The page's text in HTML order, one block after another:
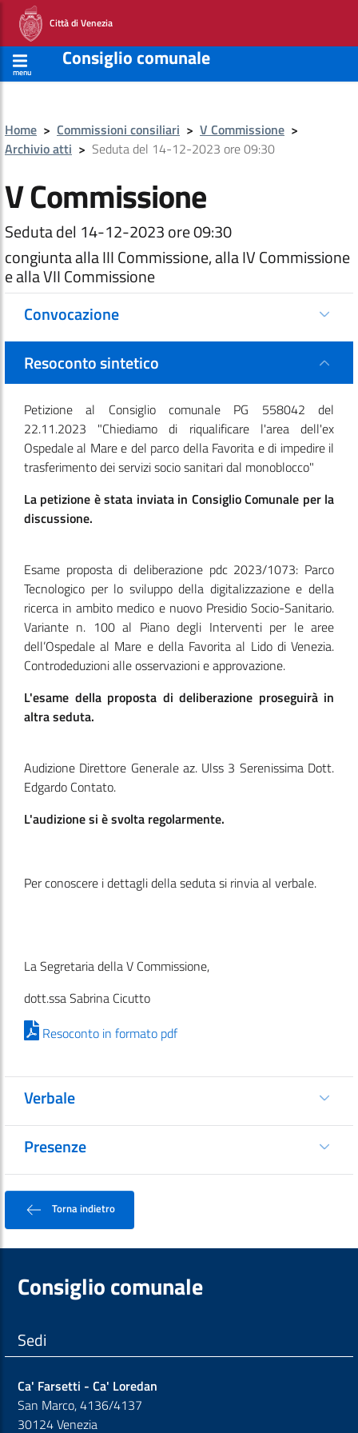
Città di Venezia
menu
Consiglio comunale
Home > Commissioni consiliari > V Commissione >
Archivio atti > Seduta del 14-12-2023 ore 09:30
V Commissione
Seduta del 14-12-2023 ore 09:30
congiunta alla III Commissione, alla IV Commissione
e alla VII Commissione
Convocazione
Resoconto sintetico
Petizione al Consiglio comunale PG 558042 del
22.11.2023 "Chiediamo di riqualificare l'area dell'ex
Ospedale al Mare e del parco della Favorita e di impedire il
trasferimento dei servizi socio sanitari dal monoblocco"
La petizione è stata inviata in Consiglio Comunale per la
discussione.
Esame proposta di deliberazione pdc 2023/1073: Parco
Tecnologico per lo sviluppo della digitalizzazione e della
ricerca in ambito medico e nuovo Presidio Socio-Sanitario.
Variante n. 100 al Piano degli Interventi per le aree
dell’Ospedale al Mare e della Favorita al Lido di Venezia.
Controdeduzioni alle osservazioni e approvazione.
L'esame della proposta di deliberazione proseguirà in
altra seduta.
Audizione Direttore Generale az. Ulss 3 Serenissima Dott.
Edgardo Contato.
L'audizione si è svolta regolarmente.
Per conoscere i dettagli della seduta si rinvia al verbale.
La Segretaria della V Commissione,
dott.ssa Sabrina Cicutto
Resoconto in formato pdf
Verbale
Presenze
Torna indietro
Consiglio comunale
Sedi
Ca' Farsetti - Ca' Loredan
San Marco, 4136/4137
30124 Venezia